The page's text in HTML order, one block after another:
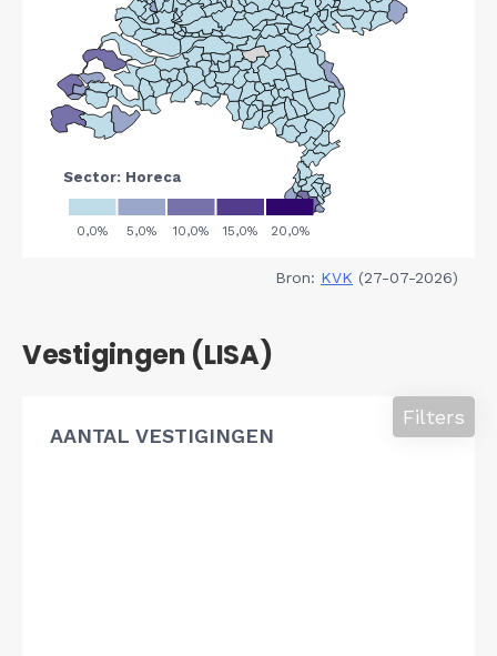
Bron: KVK (27-07-2026)
Vestigingen (LISA)
AANTAL VESTIGINGEN
Filters